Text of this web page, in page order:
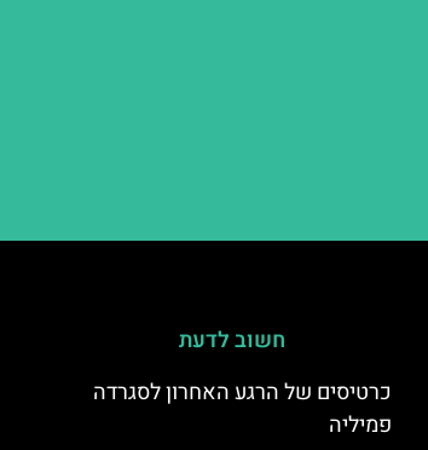
חשוב לדעת
כרטיסים של הרגע האחרון לסגרדה
פמיליה